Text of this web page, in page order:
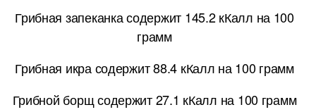
Грибная запеканка содержит 145.2 кКалл на 100
грамм
Грибная икра содержит 88.4 кКалл на 100 грамм
Грибной борщ содержит 27.1 кКалл на 100 грамм